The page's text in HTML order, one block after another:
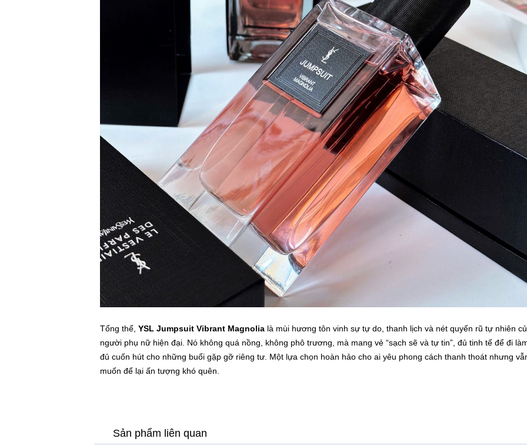
Tổng thể, YSL Jumpsuit Vibrant Magnolia là mùi hương tôn vinh sự tự do, thanh lịch và nét quyến rũ tự nhiên
người phụ nữ hiện đại. Nó không quá nồng, không phô trương, mà mang vẻ “sạch sẽ và tự tin”, đủ tinh tế để đi
đủ cuốn hút cho những buổi gặp gỡ riêng tư. Một lựa chọn hoàn hảo cho ai yêu phong cách thanh thoát nhưng
muốn để lại ấn tượng khó quên.
Sản phẩm liên quan